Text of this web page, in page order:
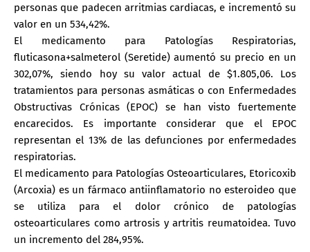
personas que padecen arritmias cardiacas, e incrementó su
valor en un 534,42%.
El medicamento para Patologías Respiratorias,
fluticasona+salmeterol (Seretide) aumentó su precio en un
302,07%, siendo hoy su valor actual de $1.805,06. Los
tratamientos para personas asmáticas o con Enfermedades
Obstructivas Crónicas (EPOC) se han visto fuertemente
encarecidos. Es importante considerar que el EPOC
representan el 13% de las defunciones por enfermedades
respiratorias.
El medicamento para Patologías Osteoarticulares, Etoricoxib
(Arcoxia) es un fármaco antiinflamatorio no esteroideo que
se utiliza para el dolor crónico de patologías
osteoarticulares como artrosis y artritis reumatoidea. Tuvo
un incremento del 284,95%.